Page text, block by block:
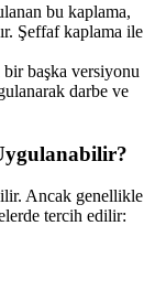
bu kaplama,
Şeffaf kaplama ile
bir başka versiyonu
darbe ve
Ancak genellikle
tercih edilir: